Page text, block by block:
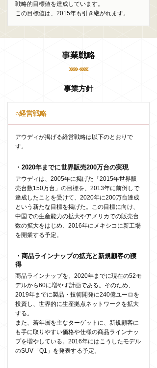
戦略的目標値を達成しています。
この目標値は、2015年も引き継がれます。
事業戦略
事業方針
○経営戦略
アウディが掲げる経営戦略は以下のとおりで
す。
・2020年までに世界販売200万台の実現
アウディは、2005年に掲げた「2015年世界販
売台数150万台」の目標を、2013年に前倒しで
達成したことを受けて、2020年に200万台達成
という新たな目標を掲げた。この目標に向け、
中国での生産能力の拡大やアメリカでの販売台
数の拡大をはじめ、2016年にメキシコに新工場
を開業する予定。
・商品ラインナップの拡充と新規顧客の獲
得
商品ラインナップを、2020年までに現在の52モ
デルから60に増やす計画である。そのため、
2019年までに製品・技術開発に240億ユーロを
投資し、世界的に生産拠点ネットワークを拡大
する。
また、若年層を主なターゲットに、新規顧客に
も手に取りやすい価格や仕様の商品ラインナッ
プを増やしている。2016年にはこうしたモデル
のSUV「Q1」を発表する予定。